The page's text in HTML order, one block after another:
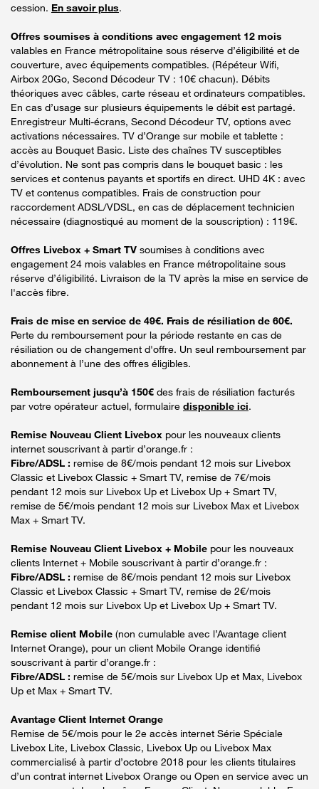
cession. En savoir plus.
Offres soumises à conditions avec engagement 12 mois
valables en France métropolitaine sous réserve d’éligibilité et de
couverture, avec équipements compatibles. (Répéteur Wifi,
Airbox 20Go, Second Décodeur TV : 10€ chacun). Débits
théoriques avec câbles, carte réseau et ordinateurs compatibles.
En cas d’usage sur plusieurs équipements le débit est partagé.
Enregistreur Multi-écrans, Second Décodeur TV, options avec
activations nécessaires. TV d’Orange sur mobile et tablette :
accès au Bouquet Basic. Liste des chaînes TV susceptibles
d’évolution. Ne sont pas compris dans le bouquet basic : les
services et contenus payants et sportifs en direct. UHD 4K : avec
TV et contenus compatibles. Frais de construction pour
raccordement ADSL/VDSL, en cas de déplacement technicien
nécessaire (diagnostiqué au moment de la souscription) : 119€.
Offres Livebox + Smart TV soumises à conditions avec
engagement 24 mois valables en France métropolitaine sous
réserve d’éligibilité. Livraison de la TV après la mise en service de
l'accès fibre.
Frais de mise en service de 49€. Frais de résiliation de 60€.
Perte du remboursement pour la période restante en cas de
résiliation ou de changement d'offre. Un seul remboursement par
abonnement à l’une des offres éligibles.
Remboursement jusqu’à 150€ des frais de résiliation facturés
par votre opérateur actuel, formulaire disponible ici.
Remise Nouveau Client Livebox pour les nouveaux clients
internet souscrivant à partir d’orange.fr :
Fibre/ADSL : remise de 8€/mois pendant 12 mois sur Livebox
Classic et Livebox Classic + Smart TV, remise de 7€/mois
pendant 12 mois sur Livebox Up et Livebox Up + Smart TV,
remise de 5€/mois pendant 12 mois sur Livebox Max et Livebox
Max + Smart TV.
Remise Nouveau Client Livebox + Mobile pour les nouveaux
clients Internet + Mobile souscrivant à partir d’orange.fr :
Fibre/ADSL : remise de 8€/mois pendant 12 mois sur Livebox
Classic et Livebox Classic + Smart TV, remise de 2€/mois
pendant 12 mois sur Livebox Up et Livebox Up + Smart TV.
Remise client Mobile (non cumulable avec l’Avantage client
Internet Orange), pour un client Mobile Orange identifié
souscrivant à partir d’orange.fr :
Fibre/ADSL : remise de 5€/mois sur Livebox Up et Max, Livebox
Up et Max + Smart TV.
Avantage Client Internet Orange
Remise de 5€/mois pour le 2e accès internet Série Spéciale
Livebox Lite, Livebox Classic, Livebox Up ou Livebox Max
commercialisé à partir d’octobre 2018 pour les clients titulaires
d’un contrat internet Livebox Orange ou Open en service avec un